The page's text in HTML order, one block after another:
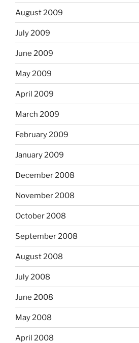
August 2009
July 2009
June 2009
May 2009
April 2009
March 2009
February 2009
January 2009
December 2008
November 2008
October 2008
September 2008
August 2008
July 2008
June 2008
May 2008
April 2008